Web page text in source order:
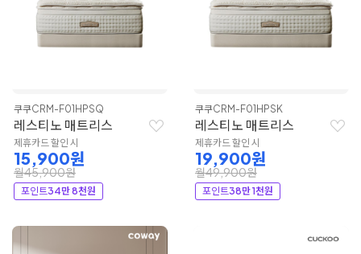
쿠쿠CRM-F01HPSQ
레스티노 매트리스
제휴카드 할인 시
15,900원
월45,900원
포인트34만 8천원
쿠쿠CRM-F01HPSK
레스티노 매트리스
제휴카드 할인 시
19,900원
월49,900원
포인트38만 1천원